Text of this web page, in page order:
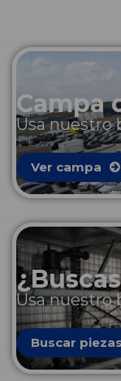
Campa
Usa nuestro
Ver campa
Usa nuestro
Buscar piezas